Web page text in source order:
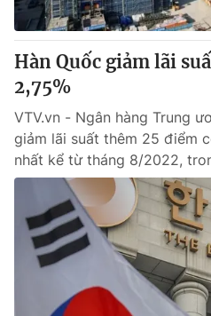
Hàn Quốc giảm lãi
2,75%
VTV.vn - Ngân hàng Trung
giảm lãi suất thêm 25 điểm
nhất kể từ tháng 8/2022,